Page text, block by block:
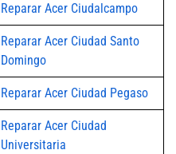
Reparar Acer Ciudalcampo
Reparar Acer Ciudad Santo
Domingo
Reparar Acer Ciudad Pegaso
Reparar Acer Ciudad
Universitaria